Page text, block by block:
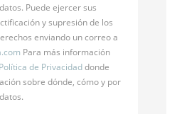
Puede ejercer sus
y supresión de los
enviando un correo a
Para más información
Política de Privacidaddonde
sobre dónde, cómo y por